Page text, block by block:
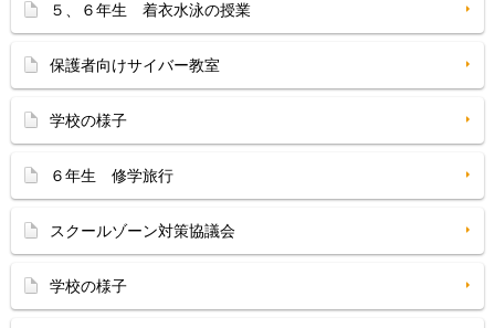
５、６年生 着衣水泳の授業
保護者向けサイバー教室
学校の様子
６年生 修学旅行
スクールゾーン対策協議会
学校の様子